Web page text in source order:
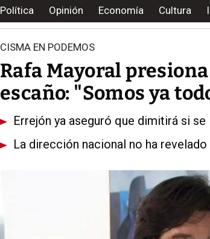
Política Opinión Economía Cultura
CISMA EN PODEMOS
Rafa Mayoral
escaño: "Somos ya
Errejón ya aseguró que dimitirá si
La dirección nacional no ha